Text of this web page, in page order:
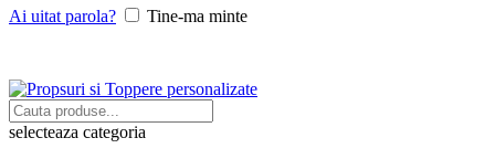
Ai uitat parola? Tine-ma minte
selecteaza categoria